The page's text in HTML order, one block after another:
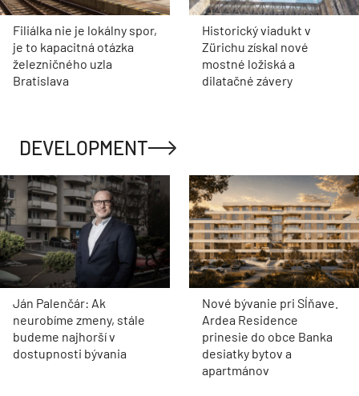
Filiálka nie je lokálny spor,
je to kapacitná otázka
železničného uzla
Bratislava
Historický viadukt v
Zürichu získal nové
mostné ložiská a
dilatačné závery
DEVELOPMENT
Ján Palenčár: Ak
neurobíme zmeny, stále
budeme najhorší v
dostupnosti bývania
Nové bývanie pri Sĺňave.
Ardea Residence
prinesie do obce Banka
desiatky bytov a
apartmánov